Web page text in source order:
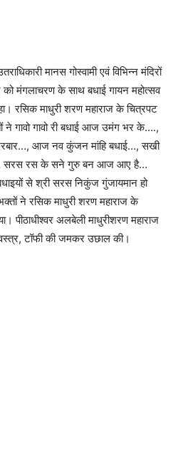
मानस गोस्वामी एवं विभिन्न मंदिरों
को मंगलाचरण के साथ बधाई गायन महोत्सव
रसिक माधुरी शरण महाराज के चित्रपट
गावो गावो री बधाई आज उमंग भर के….,
आज नव कुंजन मांहि बधाई…, सखी
सरस रस के सने गुरु बन आज आए है…
से श्री सरस निकुंज गुंजायमान हो
ने रसिक माधुरी शरण महाराज के
पीठाधीश्वर अलबेली माधुरीशरण महाराज
टॉफी की जमकर उछाल की।